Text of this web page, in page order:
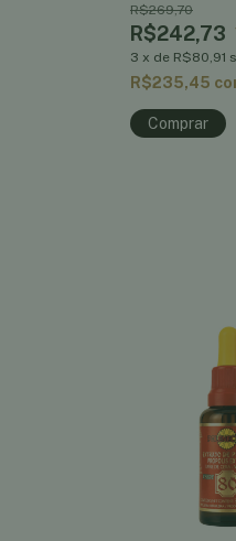
R$242,73
R$269,70
3 x de R$80,91
R$235,45